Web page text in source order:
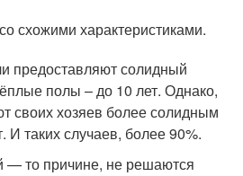
схожими характеристиками.
предоставляют солидный
полы – до 10 лет. Однако,
своих хозяев более солидным
И таких случаев, более 90%.
— то причине, не решаются